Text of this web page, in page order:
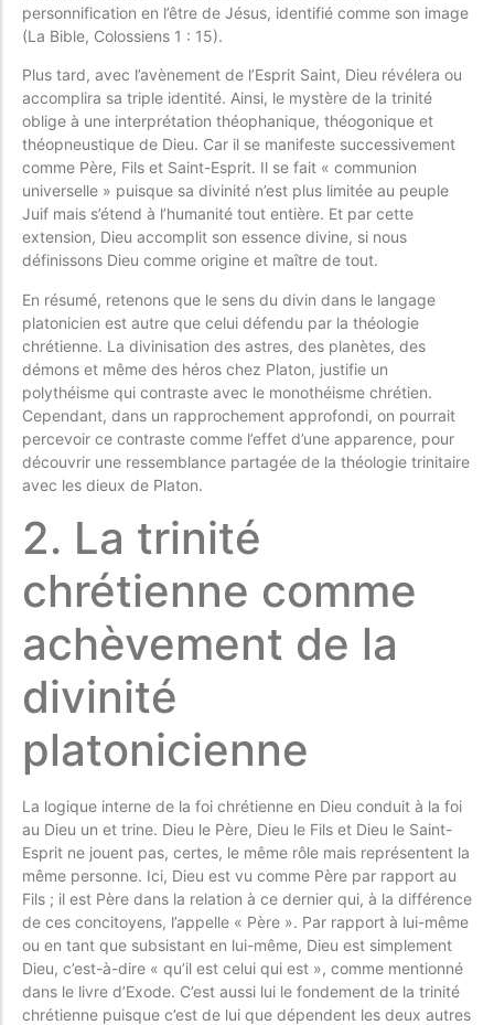
personnification en l’être de Jésus, identifié comme son image
(La Bible, Colossiens 1 : 15).
Plus tard, avec l’avènement de l’Esprit Saint, Dieu révélera ou
accomplira sa triple identité. Ainsi, le mystère de la trinité
oblige à une interprétation théophanique, théogonique et
théopneustique de Dieu. Car il se manifeste successivement
comme Père, Fils et Saint-Esprit. Il se fait « communion
universelle » puisque sa divinité n’est plus limitée au peuple
Juif mais s’étend à l’humanité tout entière. Et par cette
extension, Dieu accomplit son essence divine, si nous
définissons Dieu comme origine et maître de tout.
En résumé, retenons que le sens du divin dans le langage
platonicien est autre que celui défendu par la théologie
chrétienne. La divinisation des astres, des planètes, des
démons et même des héros chez Platon, justifie un
polythéisme qui contraste avec le monothéisme chrétien.
Cependant, dans un rapprochement approfondi, on pourrait
percevoir ce contraste comme l’effet d’une apparence, pour
découvrir une ressemblance partagée de la théologie trinitaire
avec les dieux de Platon.
2. La trinité
chrétienne comme
achèvement de la
divinité
platonicienne
La logique interne de la foi chrétienne en Dieu conduit à la foi
au Dieu un et trine. Dieu le Père, Dieu le Fils et Dieu le Saint-
Esprit ne jouent pas, certes, le même rôle mais représentent la
même personne. Ici, Dieu est vu comme Père par rapport au
Fils ; il est Père dans la relation à ce dernier qui, à la différence
de ces concitoyens, l’appelle « Père ». Par rapport à lui-même
ou en tant que subsistant en lui-même, Dieu est simplement
Dieu, c’est-à-dire « qu’il est celui qui est », comme mentionné
dans le livre d’Exode. C’est aussi lui le fondement de la trinité
chrétienne puisque c’est de lui que dépendent les deux autres